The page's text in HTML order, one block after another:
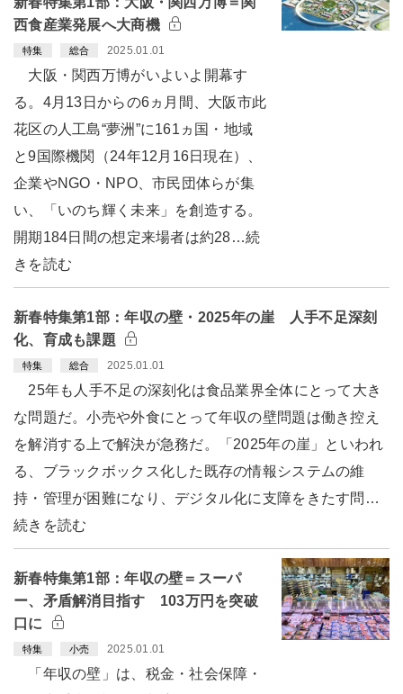
西食産業発展へ大商機
特集 総合 2025.01.01
大阪・関西万博がいよいよ開幕す
る。4月13日からの6ヵ月間、大阪市此
花区の人工島“夢洲”に161ヵ国・地域
と9国際機関（24年12月16日現在）、
企業やNGO・NPO、市民団体らが集
い、「いのち輝く未来」を創造する。
開期184日間の想定来場者は約28…続
きを読む
新春特集第1部：年収の壁・2025年の崖 人手不足深刻
化、育成も課題
特集 総合 2025.01.01
25年も人手不足の深刻化は食品業界全体にとって大き
な問題だ。小売や外食にとって年収の壁問題は働き控え
を解消する上で解決が急務だ。「2025年の崖」といわれ
る、ブラックボックス化した既存の情報システムの維
持・管理が困難になり、デジタル化に支障をきたす問…
続きを読む
新春特集第1部：年収の壁＝スーパ
ー、矛盾解消目指す 103万円を突破
口に
特集 小売 2025.01.01
「年収の壁」は、税金・社会保障・